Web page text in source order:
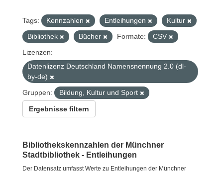
Tags: Kennzahlen Entleihungen
Kultur
Bibliothek
Bücher Formate:
CSV
Lizenzen:
Datenlizenz Deutschland Namensnennung 2.0 (dl-
by-de)
Gruppen:
Bildung, Kultur und Sport
Ergebnisse filtern
Bibliothekskennzahlen der Münchner
Stadtbibliothek - Entleihungen
Der Datensatz umfasst Werte zu Entleihungen der Münchner